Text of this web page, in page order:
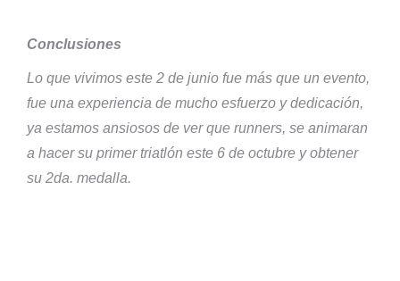
Conclusiones
Lo que vivimos este 2 de junio fue más que un evento,
fue una experiencia de mucho esfuerzo y dedicación,
ya estamos ansiosos de ver que runners, se animaran
a hacer su primer triatlón este 6 de octubre y obtener
su 2da. medalla.